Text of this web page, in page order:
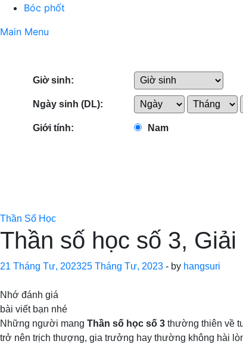
Bóc phốt
Main Menu
Giờ sinh:
Ngày sinh (DL):
Giới tính: Nam
Thần Số Học
Thần số học số 3 ,
21 Tháng Tư, 202325 Tháng Tư, 2023 - by hangsuri
Nhớ đánh giá
bài viết bạn nhé
Những người mang Thần số học số 3 thường thiên về
trở nên trịch thượng, gia trưởng hay thường không hài